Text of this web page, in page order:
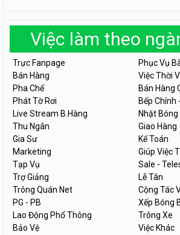
Việc làm theo
Trực Fanpage
Phục Vụ
Bán Hàng
Việc Thời
Pha Chế
Bán Hàng
Phát Tờ Rơi
Bếp Chính
Live Stream B.Hàng
Nhặt
Thu Ngân
Giao Hàng
Gia Sư
Kế Toán
Marketing
Giúp Việc
Tạp Vụ
Sale -
Trợ Giảng
Lễ Tân
Trông Quán Net
Cộng Tác
PG - PB
Xếp Bóng
Lao Động Phổ Thông
Trông Xe
Bảo Vệ
Việc Khác